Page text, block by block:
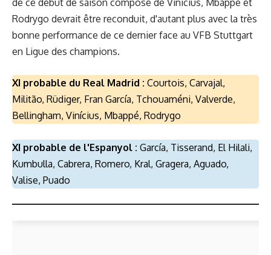
Rodrygo devrait être reconduit, d'autant plus avec la très
bonne performance de ce dernier face au VFB Stuttgart
en Ligue des champions.
XI probable du Real Madrid : Courtois, Carvajal,
Militão, Rüdiger, Fran García, Tchouaméni, Valverde,
Bellingham, Vinícius, Mbappé, Rodrygo
XI probable de l'Espanyol : García, Tisserand, El Hilali,
Kumbulla, Cabrera, Romero, Kral, Gragera, Aguado,
Valise, Puado